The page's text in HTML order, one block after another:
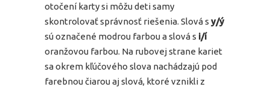
otočení karty si môžu deti samy
skontrolovať správnosť riešenia. Slová s y/ý
sú označené modrou farbou a slová s i/í
oranžovou farbou. Na rubovej strane kariet
sa okrem kľúčového slova nachádzajú pod
farebnou čiarou aj slová, ktoré vznikli z